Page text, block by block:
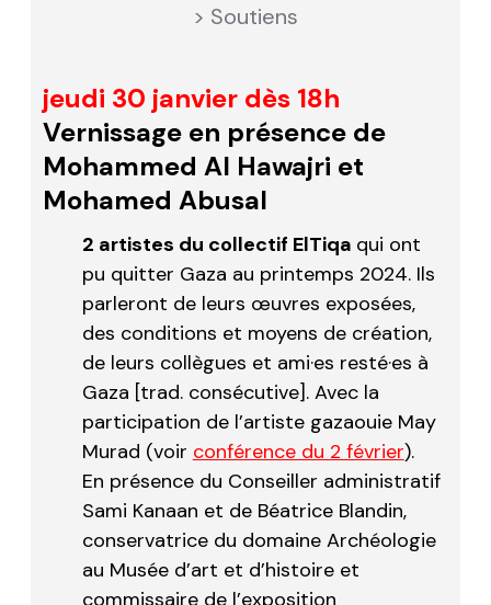
> Soutiens
jeudi 30 janvier dès 18h
Vernissage en présence de
Mohammed Al Hawajri et
Mohamed Abusal
2 artistes du collectif ElTiqa qui ont
pu quitter Gaza au printemps 2024. Ils
parleront de leurs œuvres exposées,
des conditions et moyens de création,
de leurs collègues et ami·es resté·es à
Gaza [trad. consécutive]. Avec la
participation de l’artiste gazaouie May
Murad (voir conférence du 2 février).
En présence du Conseiller administratif
Sami Kanaan et de Béatrice Blandin,
conservatrice du domaine Archéologie
au Musée d’art et d’histoire et